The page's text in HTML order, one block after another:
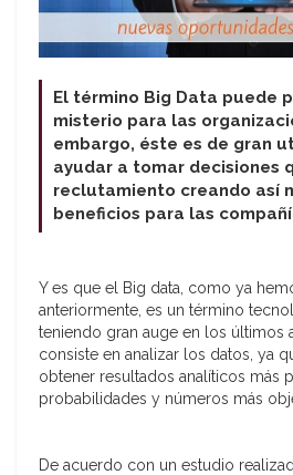
El término Big Data puede
misterio para las
embargo, éste es de gran
ayudar a tomar decisiones
reclutamiento creando así
beneficios para las
Y es que el Big data, como ya
anteriormente, es un término
teniendo gran auge en los últimos
consiste en analizar los datos, ya
obtener resultados analíticos más
probabilidades y números más
De acuerdo con un estudio